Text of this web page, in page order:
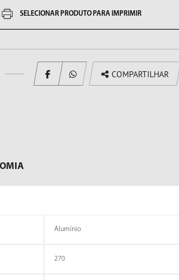
SELECIONAR PRODUTO PARA IMPRIMIR
COMPARTILHAR
Alumínio
270